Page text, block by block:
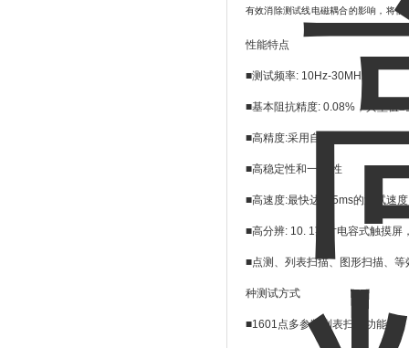
有效消除测试线电磁耦合的影响，将
性能特点
■测试频率: 10Hz-30MHz
■基本阻抗精度: 0.08% ，典型值≤
■高精度:采用自动平衡电桥技术
■高稳定性和一 致性
■高速度:最快达 2. 5ms的测试速度
■高分辨: 10. 1英寸电容式触摸屏
■点测、列表扫描、图形扫描、等
种测试方式
■1601点多参数列表扫描功能